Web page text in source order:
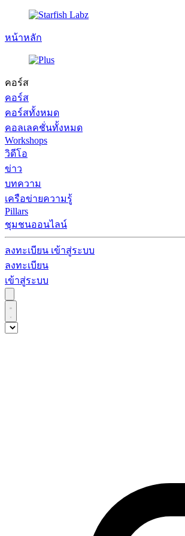
หน้าหลัก
คอร์ส
คอร์ส
คอร์สทั้งหมด
คอลเลคชั่นทั้งหมด
Workshops
วิดีโอ
ข่าว
บทความ
เครือข่ายความรู้
Pillars
ชุมชนออนไลน์
ลงทะเบียน เข้าสู่ระบบ
ลงทะเบียน
เข้าสู่ระบบ